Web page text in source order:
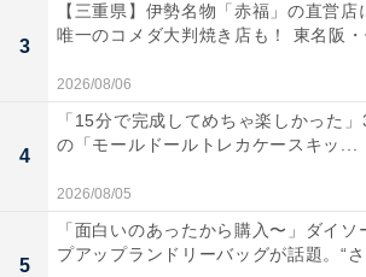
【奈良県の人気日帰り温泉
鳩湯」は大自然の絶景と
が自慢の施設。ケヤキの丸
3
【三重県】伊勢名物「赤福」の直営店
唯一のコメダ大判焼き店も！ 東名阪・
2026/08/06
4
「15分で完成してめちゃ楽しかった
の「モールドールトレカケースキッ...
2026/08/05
5
「面白いのあったから購入〜」ダイソ
プアップランドリーバッグが話題。“さ